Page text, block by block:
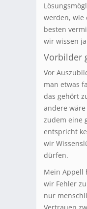
werden, wie
besten
wir wissen
Vorbilder
Vor
man etwas
das gehört
andere
zudem eine
entspricht
wir
dürfen.
Mein Appell
wir Fehler
nur